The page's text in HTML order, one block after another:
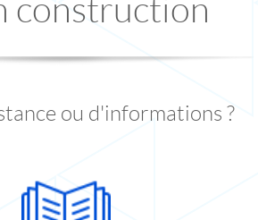
construction
ou d'informations ?